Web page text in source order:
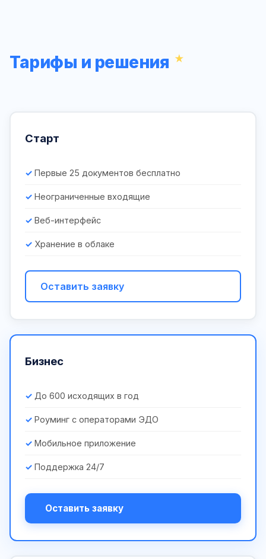
Тарифы и решения
Старт
Первые 25 документов бесплатно
Неограниченные входящие
Веб-интерфейс
Хранение в облаке
Оставить заявку
Бизнес
До 600 исходящих в год
Роуминг с операторами ЭДО
Мобильное приложение
Поддержка 24/7
Оставить заявку